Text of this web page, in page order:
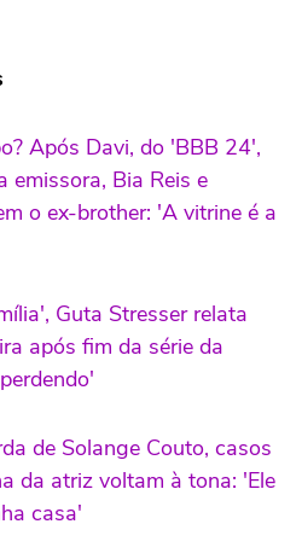
Após Davi, do 'BBB 24',
emissora, Bia Reis e
o ex-brother: 'A vitrine é a
Guta Stresser relata
após fim da série da
de Solange Couto, casos
da atriz voltam à tona: 'Ele
casa'